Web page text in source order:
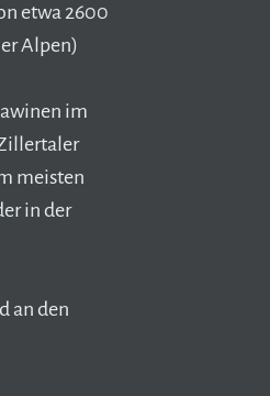
etwa 2600
Alpen)
im
meisten
in der
an den